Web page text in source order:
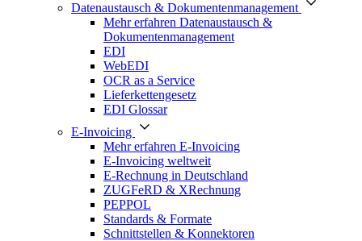
Datenaustausch & Dokumentenmanagement
Mehr erfahren Datenaustausch &
Dokumentenmanagement
EDI
WebEDI
OCR as a Service
Lieferkettengesetz
EDI Glossar
E-Invoicing
Mehr erfahren E-Invoicing
E-Invoicing weltweit
E-Rechnung in Deutschland
ZUGFeRD & XRechnung
PEPPOL
Standards & Formate
Schnittstellen & Konnektoren